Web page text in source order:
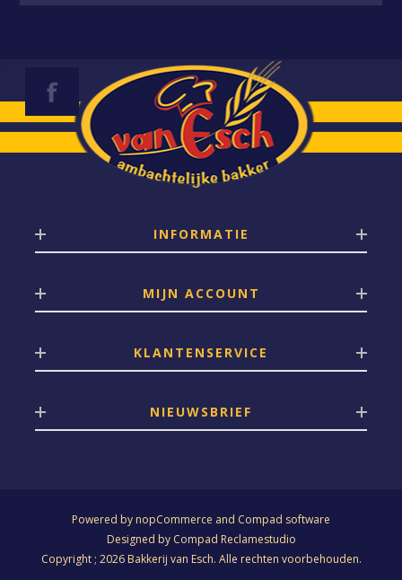
INFORMATIE
MIJN ACCOUNT
KLANTENSERVICE
NIEUWSBRIEF
Powered by nopCommerce and Compad software
Designed by Compad Reclamestudio
Copyright ; 2026 Bakkerij van Esch. Alle rechten voorbehouden.